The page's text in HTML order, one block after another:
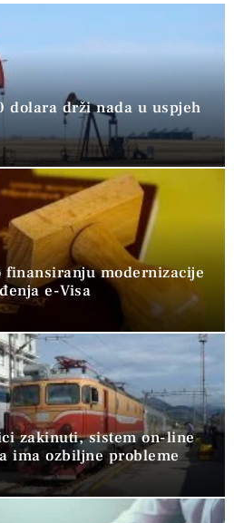
dolara drži nada u uspjeh
finansiranju modernizacije
e-Visa
zakinuti, sistem on-line
ima ozbiljne probleme